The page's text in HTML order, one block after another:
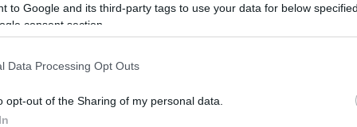
to Google and its third-party tags to use your data for below
consent section.
Data Processing Opt Outs
opt-out of the Sharing of my personal data.
oblike mobilnosti. Izziv želi spreminjati vsakodnevne
in boljšemu počutju.
lahko kot posameznik ali prijavite svoje podjetje ter